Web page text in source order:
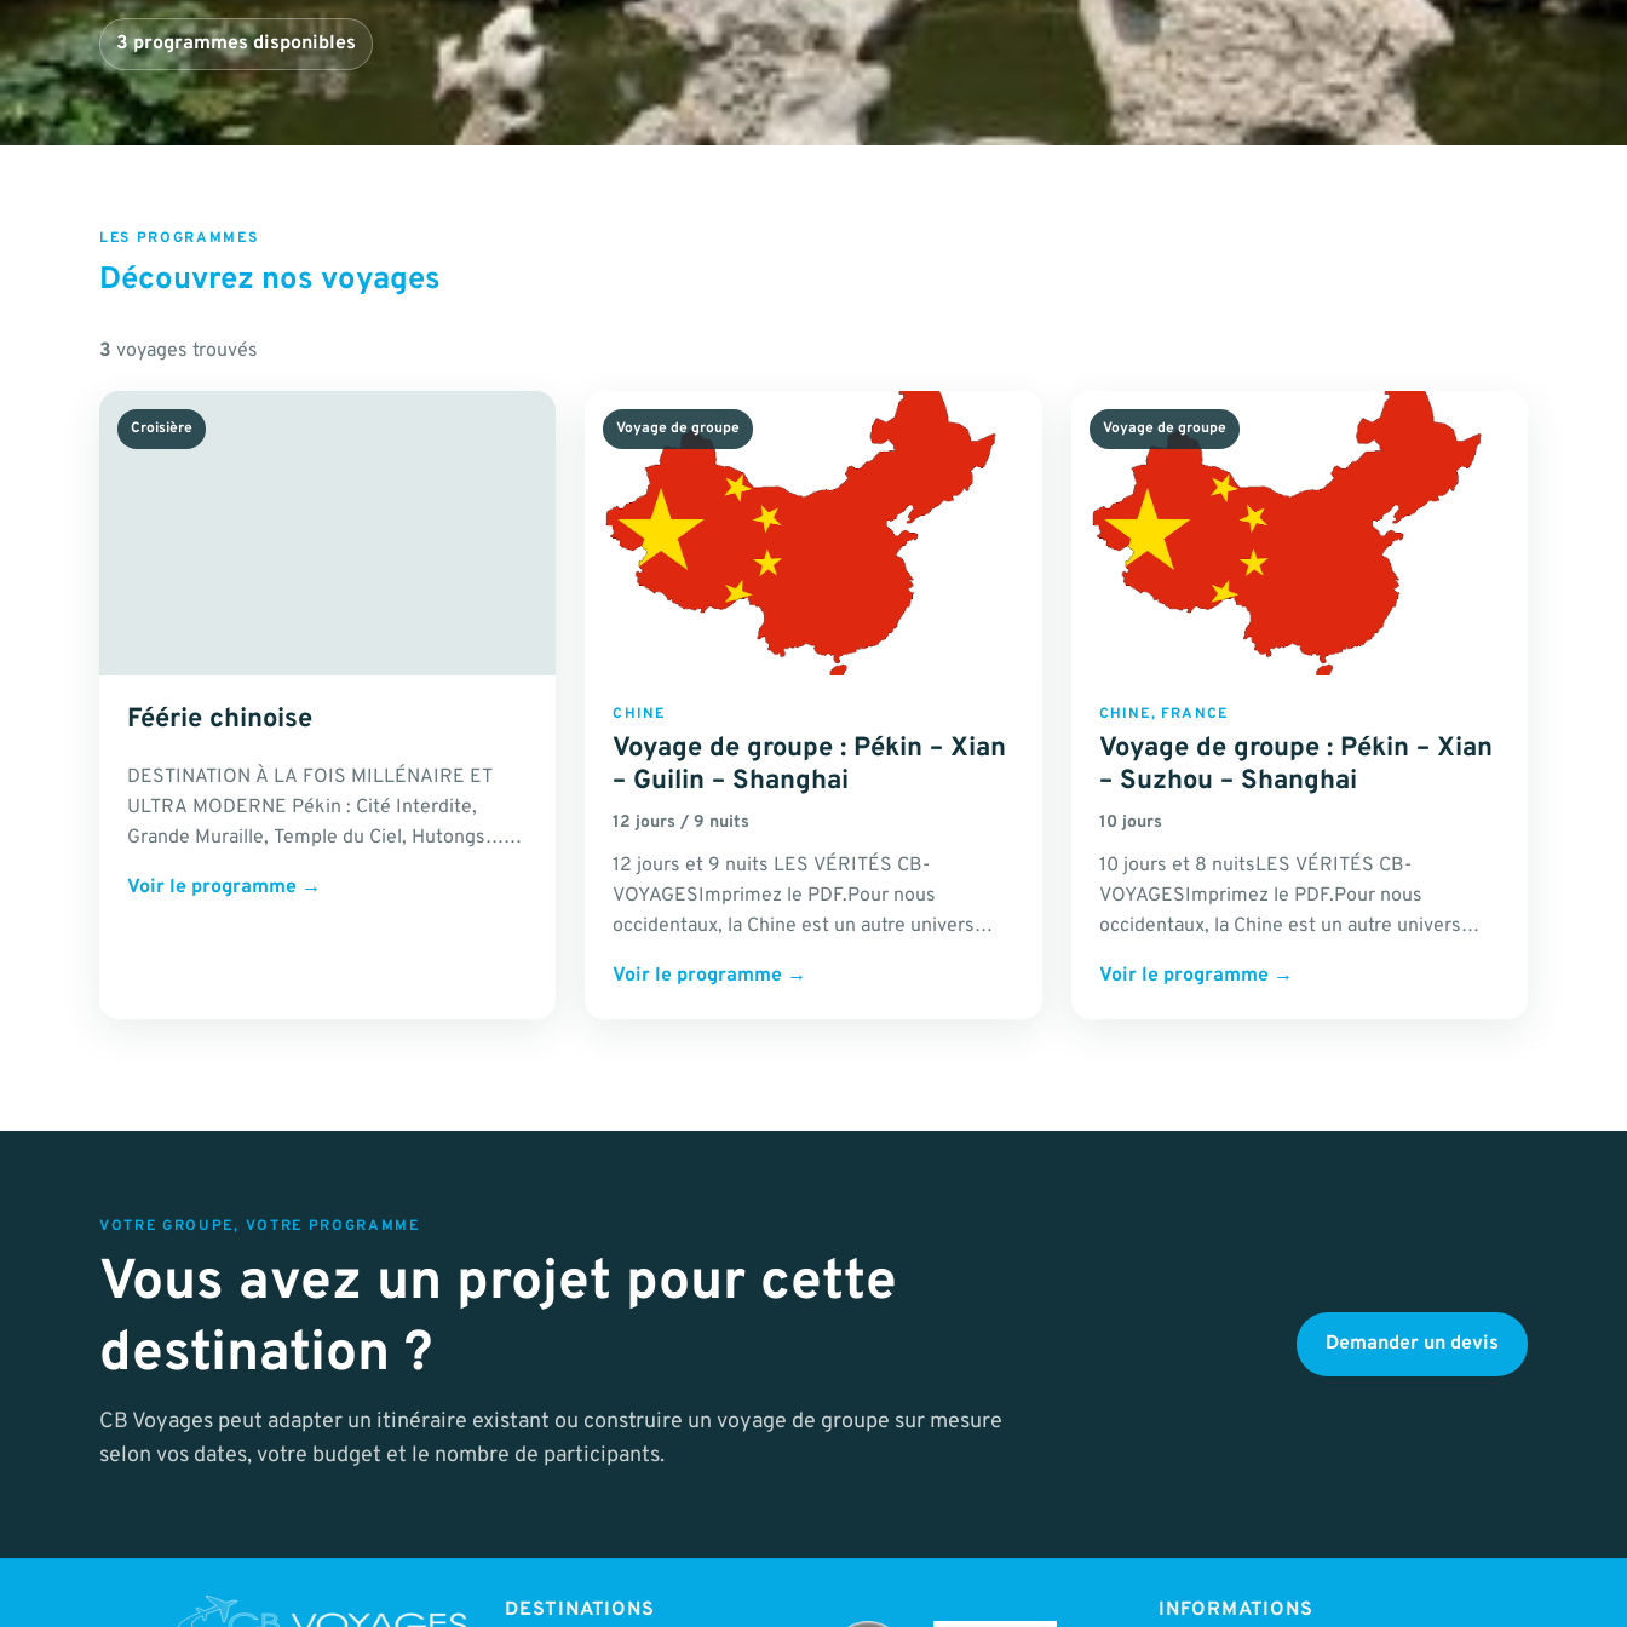
3 programmes disponibles
LES PROGRAMMES
Découvrez nos voyages
3 voyages trouvés
Croisière
Féérie chinoise
DESTINATION À LA FOIS MILLÉNAIRE ET
ULTRA MODERNE Pékin : Cité Interdite,
Grande Muraille, Temple du Ciel, Hutongs…
Voir le programme →
Voyage de groupe
CHINE
Voyage de groupe : Pékin – Xian
– Guilin – Shanghai
12 jours / 9 nuits
12 jours et 9 nuits LES VÉRITÉS CB-
VOYAGESImprimez le PDF.Pour nous
occidentaux, la Chine est un autre univers
attirés…
Voir le programme →
Voyage de groupe
CHINE, FRANCE
Voyage de groupe : Pékin – Xian
– Suzhou – Shanghai
10 jours
10 jours et 8 nuitsLES VÉRITÉS CB-
VOYAGESImprimez le PDF.Pour nous
occidentaux, la Chine est un autre univers
attirés par…
Voir le programme →
VOTRE GROUPE, VOTRE PROGRAMME
Vous avez un projet pour cette
destination ?
CB Voyages peut adapter un itinéraire existant ou construire un voyage de groupe sur mesure
selon vos dates, votre budget et le nombre de participants.
Demander un devis
DESTINATIONS INFORMATIONS